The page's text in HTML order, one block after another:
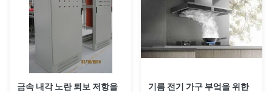
금속 내각 노란 퇴보 저항을
기름 전기 가구 부엌을 위한